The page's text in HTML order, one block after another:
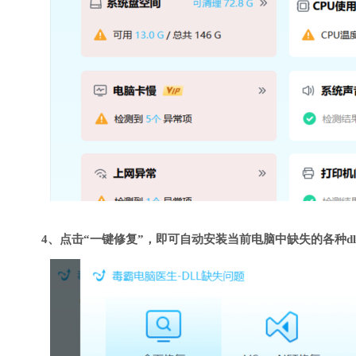
4、点击“一键修复”，即可自动安装当前电脑中缺失的各种